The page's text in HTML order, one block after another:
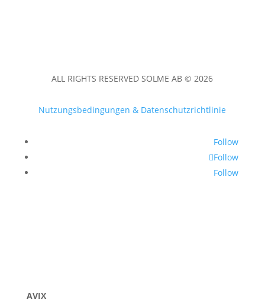
ALL RIGHTS RESERVED SOLME AB © 2026
Nutzungsbedingungen & Datenschutzrichtlinie
Follow
Follow
Follow
AVIX